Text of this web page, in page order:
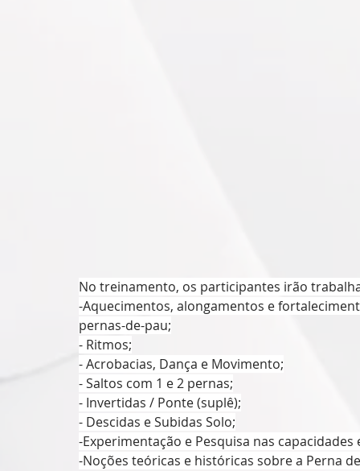
No treinamento, os participantes irão
-Aquecimentos, alongamentos e
pernas-de-pau;
- Ritmos;
- Acrobacias, Dança e Movimento;
- Saltos com 1 e 2 pernas;
- Invertidas / Ponte (suplê);
- Descidas e Subidas Solo;
-Experimentação e Pesquisa nas
-Noções teóricas e históricas sobre a Perna